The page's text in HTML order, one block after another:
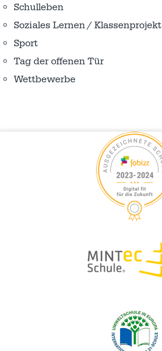
Schulleben
Soziales Lernen / Klassenprojekt
Sport
Tag der offenen Tür
Wettbewerbe